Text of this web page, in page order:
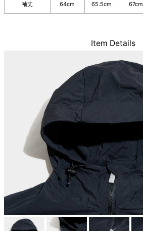
袖丈 64cm 65.5cm 67cm
Item Details